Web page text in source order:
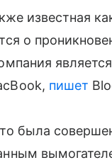
известная
о
пишет
была